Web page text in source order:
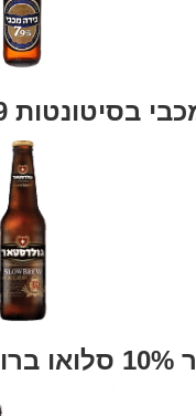
7.9 330 מ"ל בקבוק